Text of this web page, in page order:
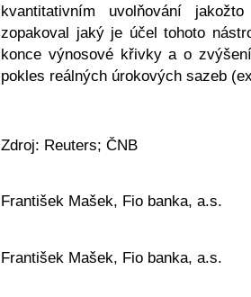
kvantitativním uvolňování
zopakoval jaký je účel tohoto
konce výnosové křivky a o
pokles reálných úrokových sazeb
Zdroj: Reuters; ČNB
František Mašek, Fio banka, a.s.
František Mašek, Fio banka, a.s.